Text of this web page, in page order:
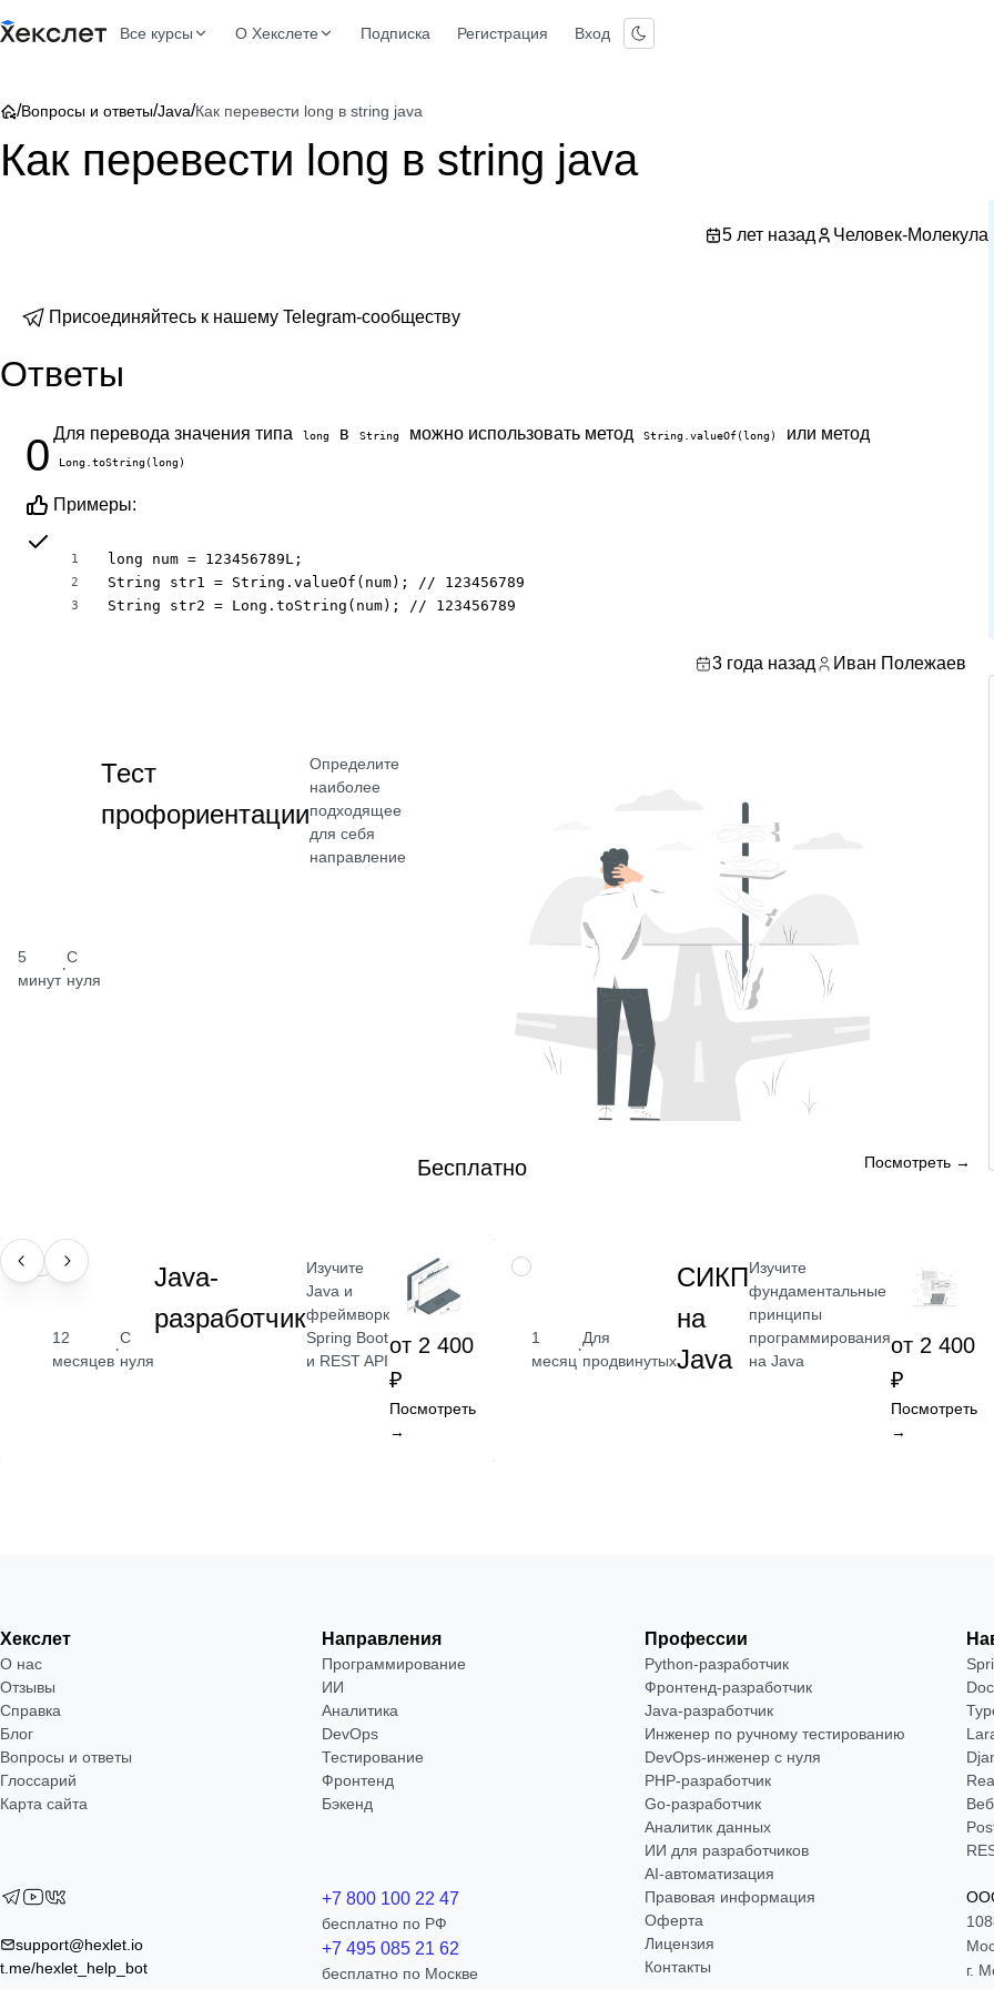
Все курсы О Хекслете Подписка Регистрация Вход
/Вопросы и ответы/Java/Как перевести long в string java
Как перевести long в string java
5 лет назад Человек-Молекула
Присоединяйтесь к нашему Telegram-сообществу
Ответы
0 Для перевода значения типа long в String можно использовать метод String.valueOf(long) или метод
Long.toString(long)
Примеры:
1
2
3
long num = 123456789L;
String str1 = String.valueOf(num); // 123456789
String str2 = Long.toString(num); // 123456789
3 года назад Иван Полежаев
5
минут
·
С
нуля
Тест
профориентации
Определите
наиболее
подходящее
для себя
направление
Бесплатно Посмотреть →
ПРОФЕССИЯ
12
месяцев
·
С
нуля
Java-
разработчик
Изучите
Java и
фреймворк
Spring Boot
и REST API
от 2 400
₽
Посмотреть
→
НАВЫК
1
месяц
·
Для
продвинутых
СИКП
на
Java
Изучите
фундаментальные
принципы
программирования
на Java
от 2 400
₽
Посмотреть
→
Хекслет
О нас
Отзывы
Справка
Блог
Вопросы и ответы
Глоссарий
Карта сайта
Направления
Программирование
ИИ
Аналитика
DevOps
Тестирование
Фронтенд
Бэкенд
Профессии
Python-разработчик
Фронтенд-разработчик
Java-разработчик
Инженер по ручному тестированию
DevOps-инженер с нуля
РНР-разработчик
Go-разработчик
Аналитик данных
ИИ для разработчиков
AI-автоматизация
support@hexlet.io
t.me/hexlet_help_bot
+7 800 100 22 47
бесплатно по РФ
+7 495 085 21 62
бесплатно по Москве
Правовая информация
Оферта
Лицензия
Контакты
г.